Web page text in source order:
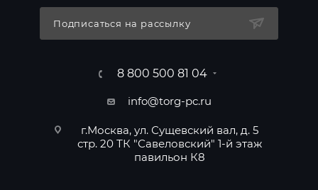
Подписаться на рассылку
8 800 500 81 04
info@torg-pc.ru
г.Москва, ул. Сущевский вал, д. 5
стр. 20 ТК "Савеловский" 1-й этаж
павильон К8